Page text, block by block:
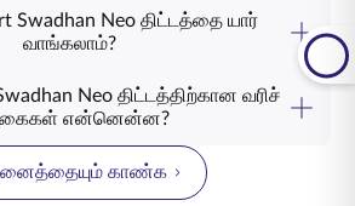
நியோ பிரீமியம் பலன்களை திரும்ப
Swadhan Neo திட்டத்தை யார்
வாங்கலாம்?
கிடைக்கிறது (POSP மற்றும் CPSC-
இதன் பிரீமியம் திரும்பப் பெறும் அம்சத்தின்
எந்தக் கட்டத்தில் உள்ள தனிநபர்களுக்கும்
வாழ்க்கையைத் தொடங்குபவர்கள்,
பெற்றோர்கள் அல்லது ஓய்வு பெறும் வயதை
இது உதவுகிறது. திரும்பப்
Neo திட்டத்திற்கான வரிச்
என்னென்ன?
உட்பட்டவை. விவரங்களுக்கு உங்கள்
காண்க